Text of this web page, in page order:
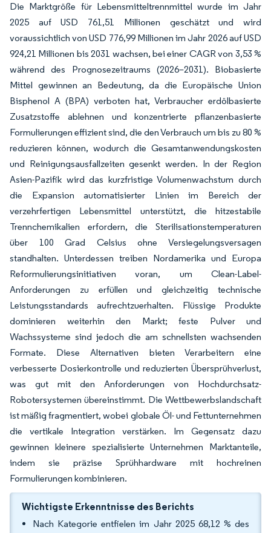
Die Marktgröße für Lebensmitteltrennmittel wurde im Jahr
2025 auf USD 761,51 Millionen geschätzt und wird
voraussichtlich von USD 776,99 Millionen im Jahr 2026 auf USD
924,21 Millionen bis 2031 wachsen, bei einer CAGR von 3,53 %
während des Prognosezeitraums (2026–2031). Biobasierte
Mittel gewinnen an Bedeutung, da die Europäische Union
Bisphenol A (BPA) verboten hat, Verbraucher erdölbasierte
Zusatzstoffe ablehnen und konzentrierte pflanzenbasierte
Formulierungen effizient sind, die den Verbrauch um bis zu 80 %
reduzieren können, wodurch die Gesamtanwendungskosten
und Reinigungsausfallzeiten gesenkt werden. In der Region
Asien-Pazifik wird das kurzfristige Volumenwachstum durch
die Expansion automatisierter Linien im Bereich der
verzehrfertigen Lebensmittel unterstützt, die hitzestabile
Trennchemikalien erfordern, die Sterilisationstemperaturen
über 100 Grad Celsius ohne Versiegelungsversagen
standhalten. Unterdessen treiben Nordamerika und Europa
Reformulierungsinitiativen voran, um Clean-Label-
Anforderungen zu erfüllen und gleichzeitig technische
Leistungsstandards aufrechtzuerhalten. Flüssige Produkte
dominieren weiterhin den Markt; feste Pulver und
Wachssysteme sind jedoch die am schnellsten wachsenden
Formate. Diese Alternativen bieten Verarbeitern eine
verbesserte Dosierkontrolle und reduzierten Übersprühverlust,
was gut mit den Anforderungen von Hochdurchsatz-
Robotersystemen übereinstimmt. Die Wettbewerbslandschaft
ist mäßig fragmentiert, wobei globale Öl- und Fettunternehmen
die vertikale Integration verstärken. Im Gegensatz dazu
gewinnen kleinere spezialisierte Unternehmen Marktanteile,
indem sie präzise Sprühhardware mit hochreinen
Formulierungen kombinieren.
Wichtigste Erkenntnisse des Berichts
Nach Kategorie entfielen im Jahr 2025 68,12 % des